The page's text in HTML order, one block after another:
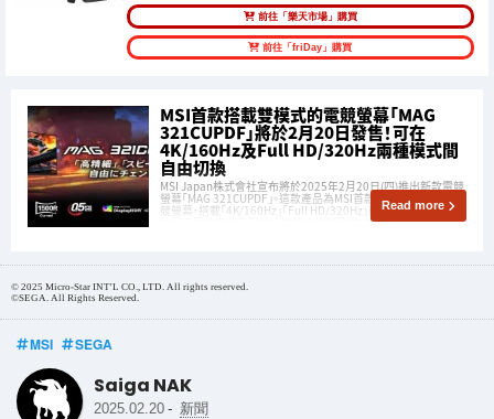
前往「樂天市場」購買
前往「friDay」購買
MSI首款搭載雙模式的電競螢幕「MAG
321CUPDF」將於2月20日發售！可在
4K/160Hz及Full HD/320Hz兩種模式間
自由切換
MSI Japan株式會社宣布將於2025年2月20日(四)推出新款電競
螢幕「MAG 321CUPDF」。這款產品為MSI首款支援「雙模式」的電
競螢幕，搭載「4K/160Hz」「Full HD/320Hz」兩種模式，用戶可以
依照不同的遊戲來彈性切換適合的螢幕模式。
Read more
© 2025 Micro-Star INT'L CO., LTD. All rights reserved.
©SEGA. All Rights Reserved.
MSI SEGA
Saiga NAK
2025.02.20 - 新聞